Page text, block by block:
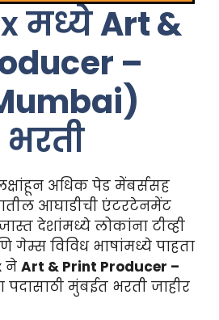
मध्येArt &
–
भरती
अधिक पेड मेंबर्ससह
आघाडीची एंटरटेनमेंट
देशांमध्ये लोकांना टीव्ही
गेम्स विविध भाषांमध्ये पाहता
ने Art & Print Producer –
पदासाठी मुंबईत भरती जाहीर